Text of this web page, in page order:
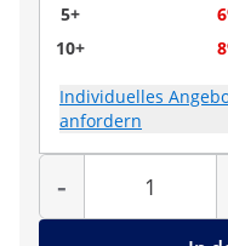
5+
10+
Individuelles
anfordern
-
Menge